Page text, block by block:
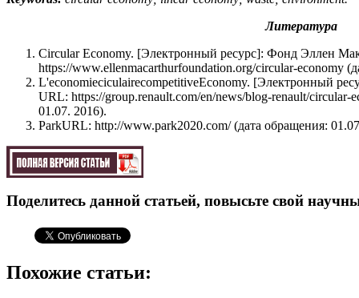
Литература
Circular Economy. [Электронный ресурс]: Фонд Эллен
https://www.ellenmacarthurfoundation.org/circular-economy
L'economieciculairecompetitiveEconomy. [Электронный
URL: https://group.renault.com/en/news/blog-renault/circular-
01.07. 2016).
ParkURL: http://www.park2020.com/ (дата обращения:
Поделитесь данной статьей, повысьте свой
Похожие статьи: